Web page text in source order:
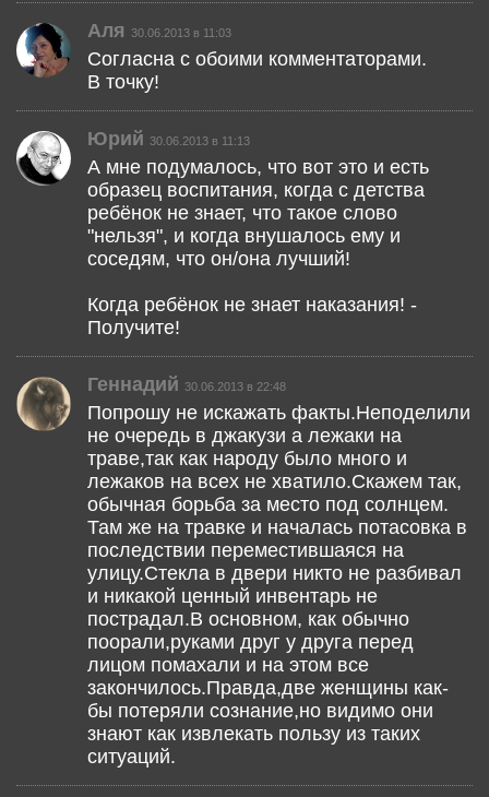
Аля 30.06.2013 в 11:03
Согласна с обоими комментаторами.
В точку!
Юрий 30.06.2013 в 11:13
А мне подумалось, что вот это и есть
образец воспитания, когда с детства
ребёнок не знает, что такое слово
"нельзя", и когда внушалось ему и
соседям, что он/она лучший!
Когда ребёнок не знает наказания! -
Получите!
Геннадий 30.06.2013 в 22:48
Попрошу не искажать факты.Неподелили
не очередь в джакузи а лежаки на
траве,так как народу было много и
лежаков на всех не хватило.Скажем так,
обычная борьба за место под солнцем.
Там же на травке и началась потасовка в
последствии переместившаяся на
улицу.Стекла в двери никто не разбивал
и никакой ценный инвентарь не
пострадал.В основном, как обычно
поорали,руками друг у друга перед
лицом помахали и на этом все
закончилось.Правда,две женщины как-
бы потеряли сознание,но видимо они
знают как извлекать пользу из таких
ситуаций.